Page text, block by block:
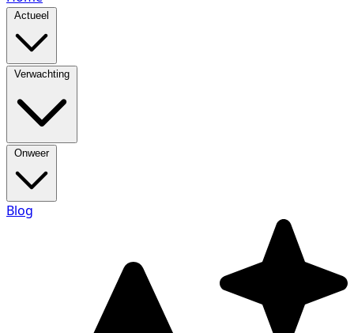
Actueel
Verwachting
Onweer
Blog